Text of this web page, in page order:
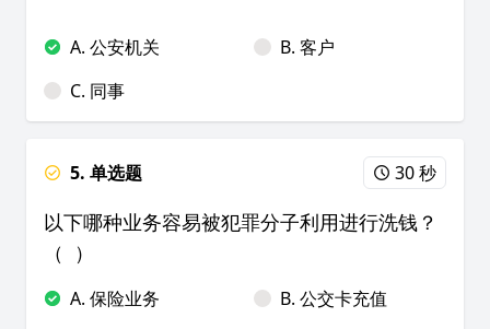
A. 公安机关
B. 客户
C. 同事
5. 单选题 30 秒
以下哪种业务容易被犯罪分子利用进行洗钱？
（ ）
A. 保险业务
B. 公交卡充值